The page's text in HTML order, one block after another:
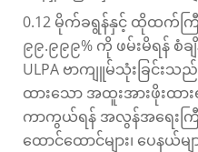
0.12 မိုက်ခရွန်နှင့် ထိုထက်က
၉၉.၉၉၉% ကို ဖမ်းမိရန် စံ
ULPA ဗာကျူမ်သုံးခြင်း
ထားသော အထူးအားဖိုးထား
ကာကွယ်ရန် အလွန်အရေးကြီ
ထောင်ထောင်များ၊ ပေနယ်မျ